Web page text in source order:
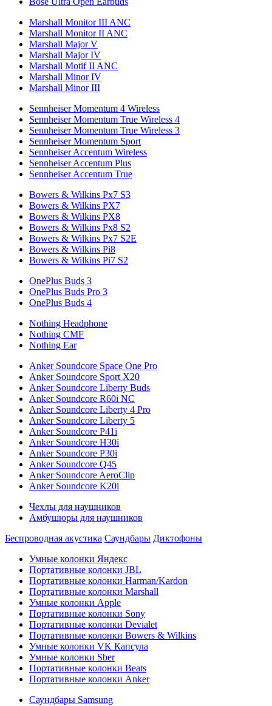
Marshall Monitor III ANC
Marshall Monitor II ANC
Marshall Major V
Marshall Major IV
Marshall Motif II ANC
Marshall Minor IV
Marshall Minor III
Sennheiser Momentum 4 Wireless
Sennheiser Momentum True Wireless 4
Sennheiser Momentum True Wireless 3
Sennheiser Momentum Sport
Sennheiser Accentum Wireless
Sennheiser Accentum Plus
Sennheiser Accentum True
Bowers & Wilkins Px7 S3
Bowers & Wilkins PX7
Bowers & Wilkins PX8
Bowers & Wilkins Px8 S2
Bowers & Wilkins Px7 S2E
Bowers & Wilkins Pi8
Bowers & Wilkins Pi7 S2
OnePlus Buds 3
OnePlus Buds Pro 3
OnePlus Buds 4
Nothing Headphone
Nothing CMF
Nothing Ear
Anker Soundcore Space One Pro
Anker Soundcore Sport X20
Anker Soundcore Liberty Buds
Anker Soundcore R60i NC
Anker Soundcore Liberty 4 Pro
Anker Soundcore Liberty 5
Anker Soundcore P41i
Anker Soundcore H30i
Anker Soundcore P30i
Anker Soundcore Q45
Anker Soundcore AeroClip
Anker Soundcore K20i
Чехлы для наушников
Амбушюры для наушников
Беспроводная акустика Саундбары Диктофоны
Умные колонки Яндекс
Портативные колонки JBL
Портативные колонки Harman/Kardon
Портативные колонки Marshall
Умные колонки Apple
Портативные колонки Sony
Портативные колонки Devialet
Портативные колонки Bowers & Wilkins
Умные колонки VK Капсула
Умные колонки Sber
Портативные колонки Beats
Портативные колонки Anker
Саундбары Samsung